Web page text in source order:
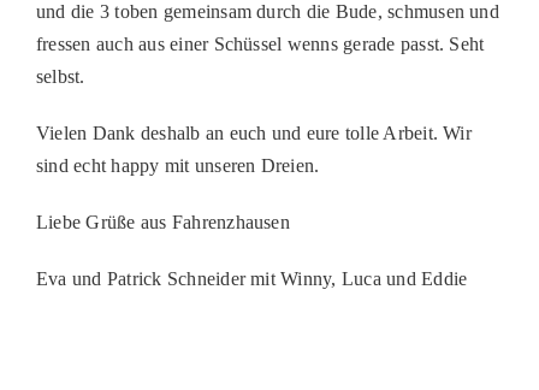
und die 3 toben gemeinsam durch die Bude, schmusen und
fressen auch aus einer Schüssel wenns gerade passt. Seht
selbst.
Vielen Dank deshalb an euch und eure tolle Arbeit. Wir
sind echt happy mit unseren Dreien.
Liebe Grüße aus Fahrenzhausen
Eva und Patrick Schneider mit Winny, Luca und Eddie